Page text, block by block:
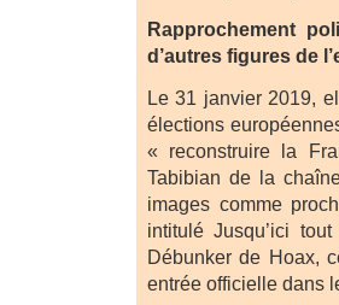
Rapprochement
d’autres figures de
Le 31 janvier 2019,
élections
« reconstruire la
Tabibian de la
images comme
intitulé Jusqu’ici
Débunker de Hoax,
entrée officielle dans